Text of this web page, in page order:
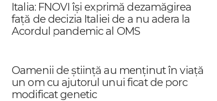
Italia: FNOVI își exprimă dezamăgirea
față de decizia Italiei de a nu adera la
Acordul pandemic al OMS
Oamenii de știință au menținut în viață
un om cu ajutorul unui ficat de porc
modificat genetic